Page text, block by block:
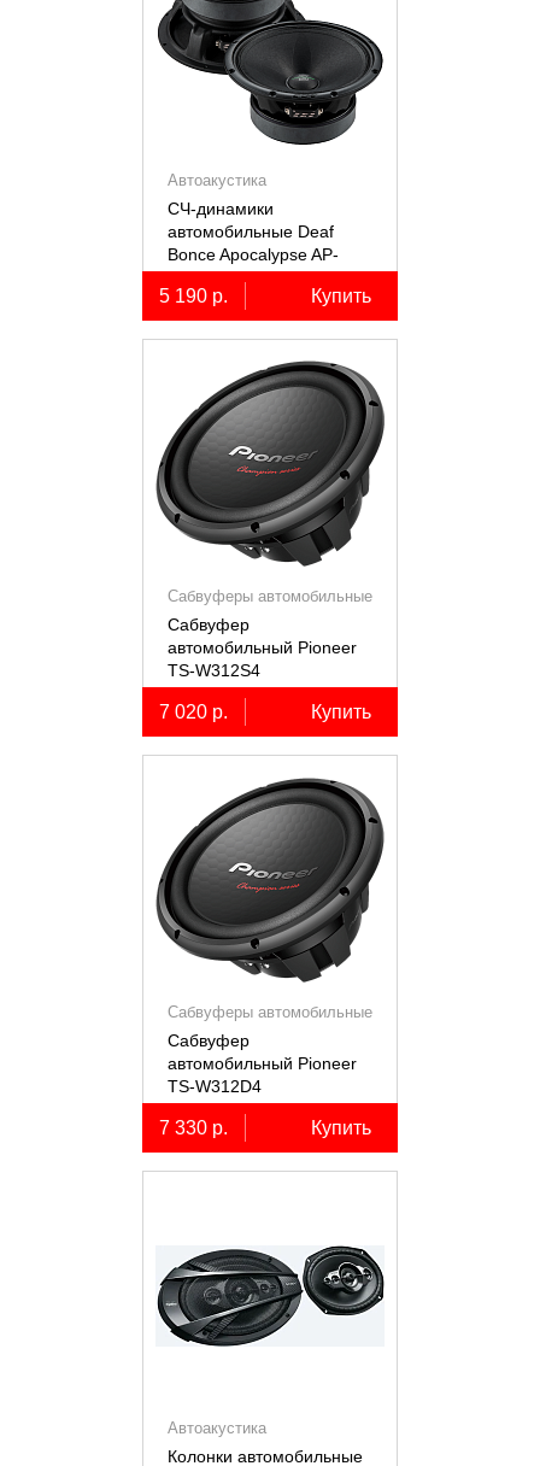
Автоакустика
СЧ-динамики
автомобильные Deaf
Bonce Apocalypse AP-
M61SE PRO
5 190 р. Купить
Сабвуферы автомобильные
Сабвуфер
автомобильный Pioneer
TS-W312S4
7 020 р. Купить
Сабвуферы автомобильные
Сабвуфер
автомобильный Pioneer
TS-W312D4
7 330 р. Купить
Автоакустика
Колонки автомобильные